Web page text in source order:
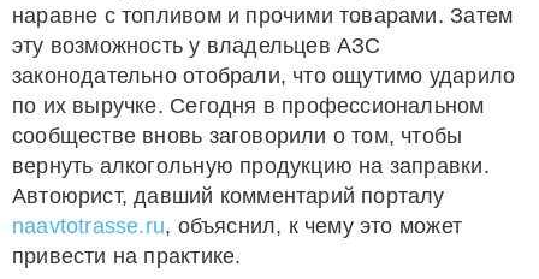
наравне с топливом и прочими товарами. Затем
эту возможность у владельцев АЗС
законодательно отобрали, что ощутимо ударило
по их выручке. Сегодня в профессиональном
сообществе вновь заговорили о том, чтобы
вернуть алкогольную продукцию на заправки.
Автоюрист, давший комментарий порталу
naavtotrasse.ru, объяснил, к чему это может
привести на практике.